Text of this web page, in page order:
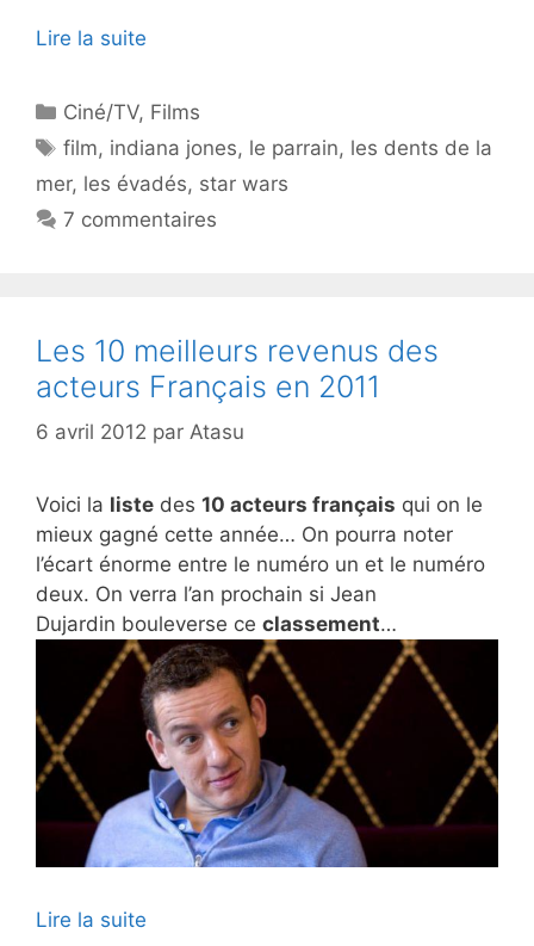
Lire la suite
Catégories
Ciné/TV, Films
Étiquettes
film, indiana jones, le parrain, les dents de la
mer, les évadés, star wars
7 commentaires
Les 10 meilleurs revenus des
acteurs Français en 2011
6 avril 2012 par Atasu
Voici la liste des 10 acteurs français qui on le
mieux gagné cette année… On pourra noter
l’écart énorme entre le numéro un et le numéro
deux. On verra l’an prochain si Jean
Dujardin bouleverse ce classement…
Lire la suite